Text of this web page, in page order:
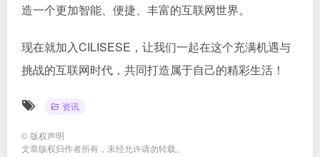
造一个更加智能、便捷、丰富的互联网世界。
现在就加入CILISESE，让我们一起在这个充满机遇与
挑战的互联网时代，共同打造属于自己的精彩生活！
资讯
© 版权声明
文章版权归作者所有，未经允许请勿转载。